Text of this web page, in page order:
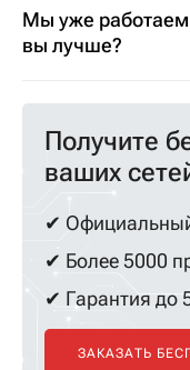
Мы уже
вы лучше?
Получите
ваших
✔
✔ Более 5000
✔ Гарантия до
ЗАКАЗАТЬ